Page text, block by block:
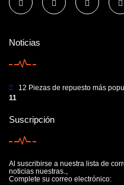
Noticias
12 Piezas de repuesto más
11
Suscripción
Al suscribirse a nuestra lista de
noticias nuestras.。
Complete su correo electrónico: